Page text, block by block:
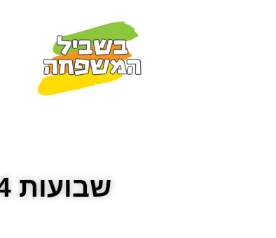
שבועות 2024 בחוף הכרמל מלוא הטנא